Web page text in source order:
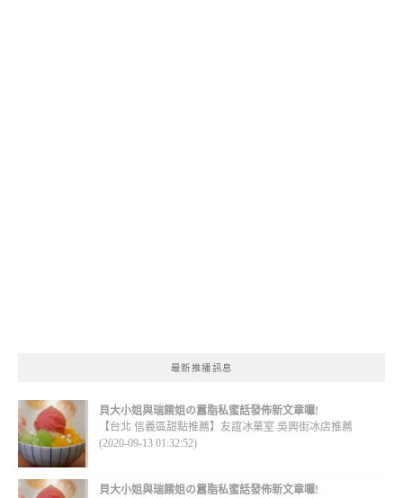
最新推播訊息
貝大小姐與瑞餚姐の囂脂私蜜話發佈新文章囉!
【台北 信義區甜點推薦】友誼冰菓室 吳興街冰店推薦
(2020-09-13 01:32:52)
貝大小姐與瑞餚姐の囂脂私蜜話發佈新文章囉!